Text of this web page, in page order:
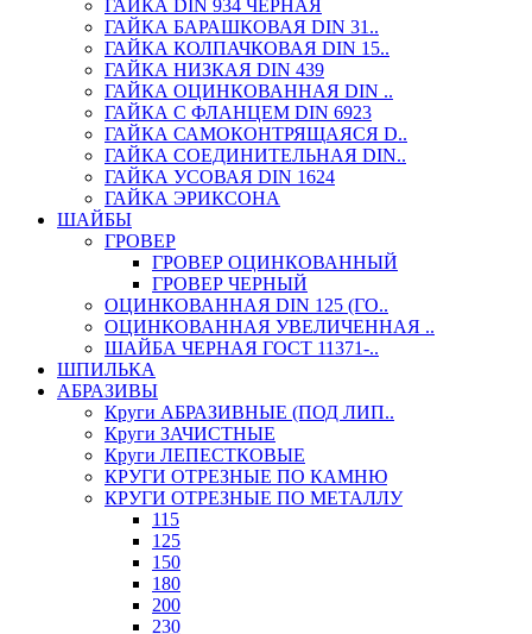
ГАЙКА DIN 934 ЧЕРНАЯ
ГАЙКА БАРАШКОВАЯ DIN 31..
ГАЙКА КОЛПАЧКОВАЯ DIN 15..
ГАЙКА НИЗКАЯ DIN 439
ГАЙКА ОЦИНКОВАННАЯ DIN ..
ГАЙКА С ФЛАНЦЕМ DIN 6923
ГАЙКА САМОКОНТРЯЩАЯСЯ D..
ГАЙКА СОЕДИНИТЕЛЬНАЯ DIN..
ГАЙКА УСОВАЯ DIN 1624
ГАЙКА ЭРИКСОНА
ШАЙБЫ
ГРОВЕР
ГРОВЕР ОЦИНКОВАННЫЙ
ГРОВЕР ЧЕРНЫЙ
ОЦИНКОВАННАЯ DIN 125 (ГО..
ОЦИНКОВАННАЯ УВЕЛИЧЕННАЯ ..
ШАЙБА ЧЕРНАЯ ГОСТ 11371-..
ШПИЛЬКА
АБРАЗИВЫ
Круги АБРАЗИВНЫЕ (ПОД ЛИП..
Круги ЗАЧИСТНЫЕ
Круги ЛЕПЕСТКОВЫЕ
КРУГИ ОТРЕЗНЫЕ ПО КАМНЮ
КРУГИ ОТРЕЗНЫЕ ПО МЕТАЛЛУ
115
125
150
180
200
230